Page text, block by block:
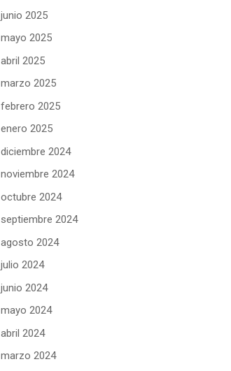
junio 2025
mayo 2025
abril 2025
marzo 2025
febrero 2025
enero 2025
diciembre 2024
noviembre 2024
octubre 2024
septiembre 2024
agosto 2024
julio 2024
junio 2024
mayo 2024
abril 2024
marzo 2024